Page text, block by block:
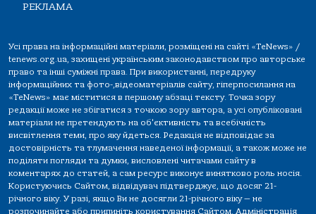
РЕКЛАМА
Усі права на інформаційні матеріали, розміщені на сайті «TeNews» /
tenews.org.ua, захищені українським законодавством про авторське
право та інші суміжні права. При використанні, передруку
інформаційних та фото-,відеоматеріалів сайту, гіперпосилання на
«TeNews» має міститися в першому абзаці тексту. Точка зору
редакції може не збігатися з точкою зору автора, а усі опубліковані
матеріали не претендують на об'єктивність та всебічність
висвітлення теми, про яку йдеться. Редакція не відповідає за
достовірність та тлумачення наведеної інформації, а також може не
поділяти погляди та думки, висловлені читачами сайту в
коментарях до статей, а сам ресурс виконує винятково роль носія.
Користуючись Сайтом, відвідувач підтверджує, що досяг 21-
річного віку. У разі, якщо Ви не досягли 21-річного віку — не
розпочинайте або припиніть користування Сайтом. Адміністрація